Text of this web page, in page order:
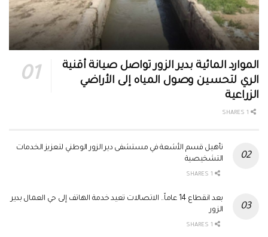
الموارد المائية بدير الزور تواصل صيانة أقنية
الري لتحسين وصول المياه إلى الأراضي
الزراعية
تأهيل قسم الأشعة في مستشفى دير الزور الوطني لتعزيز الخدمات
التشخيصية
بعد انقطاع 14 عاماً.. الاتصالات تعيد خدمة الهاتف إلى حي العمال بدير
الزور